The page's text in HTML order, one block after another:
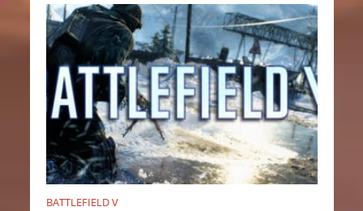
BATTLEFIELD V